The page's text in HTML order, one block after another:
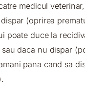
medicul
(oprirea
poate duce la
daca nu dispar
pana cand sa